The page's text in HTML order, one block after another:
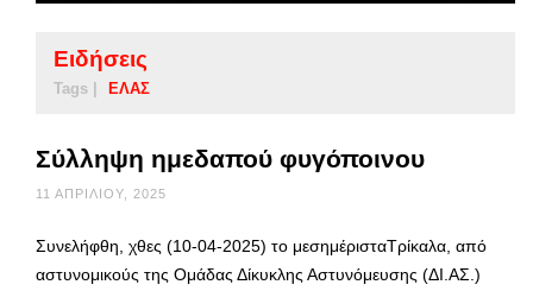
Ειδήσεις
Tags | ΕΛΑΣ
Σύλληψη ημεδαπού φυγόποινου
11 ΑΠΡΙΛΊΟΥ, 2025
Συνελήφθη, χθες (10-04-2025) το μεσημέρισταΤρίκαλα, από
αστυνομικούς της Ομάδας Δίκυκλης Αστυνόμευσης (ΔΙ.ΑΣ.)